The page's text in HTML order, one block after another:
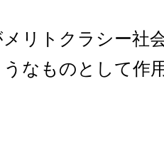
リトクラシー社
なものとして作